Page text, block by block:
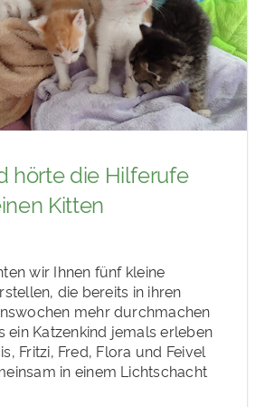
hörte die Hilferufe
Kitten
wir Ihnen fünf kleine
die bereits in ihren
mehr durchmachen
ein Katzenkind jemals erleben
Fritzi, Fred, Flora und Feivel
in einem Lichtschacht